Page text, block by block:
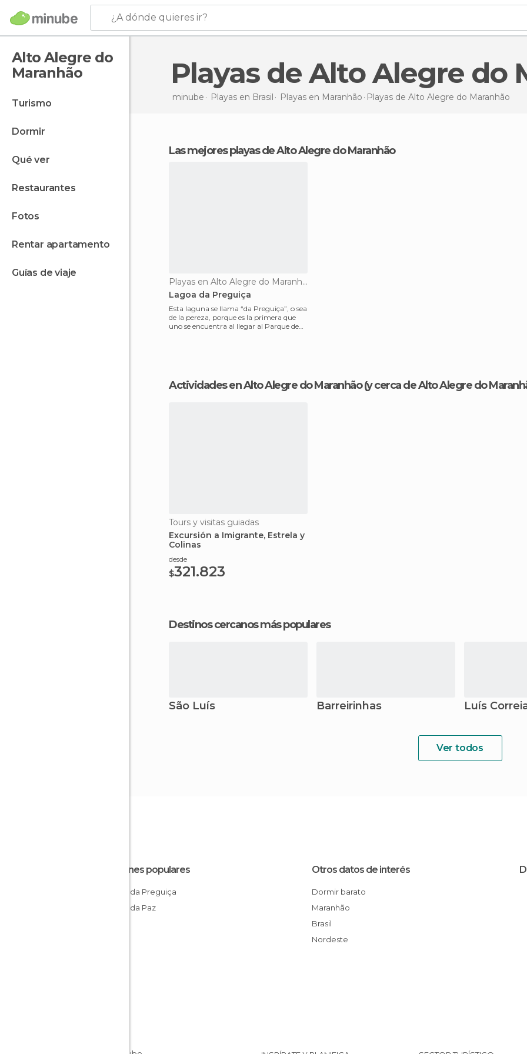
¿A dónde quieres ir?
Alto Alegre do
Maranhão
turismo
dormir
qué ver
restaurantes
fotos
rentar apartamento
guías de viaje
Playas de Alto Alegre do
minube Playas en Brasil Playas en Maranhão Playas de Alto Alegre do Maranhão
Las mejores playas de Alto Alegre do Maranhão
Playas en Alto Alegre do Maranhão
Lagoa da Preguiça
Esta laguna se llama “da Preguiça”, o sea
de la pereza, porque es la primera que
uno se encuentra al llegar al Parque de
Actividades en Alto Alegre do Maranhão (y cerca de Alto Alegre do
Tours y visitas guiadas
Excursión a Imigrante, Estrela y
Colinas
desde
$321.823
Destinos cercanos más populares
São Luís Barreirinhas Luís
Ver todos
Rincones populares
Lagoa da Preguiça
Lagoa da Paz
Otros datos de interés
Dormir barato
Maranhão
Brasil
Nordeste